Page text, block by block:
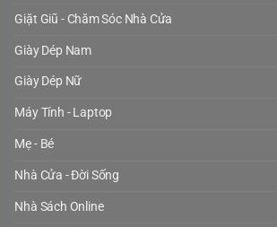
Giặt Giũ - Chăm Sóc Nhà Cửa
Giày Dép Nam
Giày Dép Nữ
Máy Tính - Laptop
Mẹ - Bé
Nhà Cửa - Đời Sống
Nhà Sách Online